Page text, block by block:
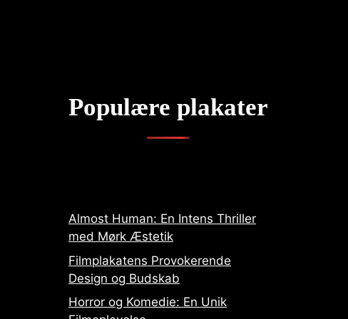
Populære plakater
Almost Human: En Intens Thriller
med Mørk Æstetik
Filmplakatens Provokerende
Design og Budskab
Horror og Komedie: En Unik